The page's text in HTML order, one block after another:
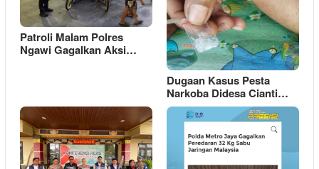
Patroli Malam Polres
Ngawi Gagalkan Aksi…
Dugaan Kasus Pesta
Narkoba Didesa Cianti…